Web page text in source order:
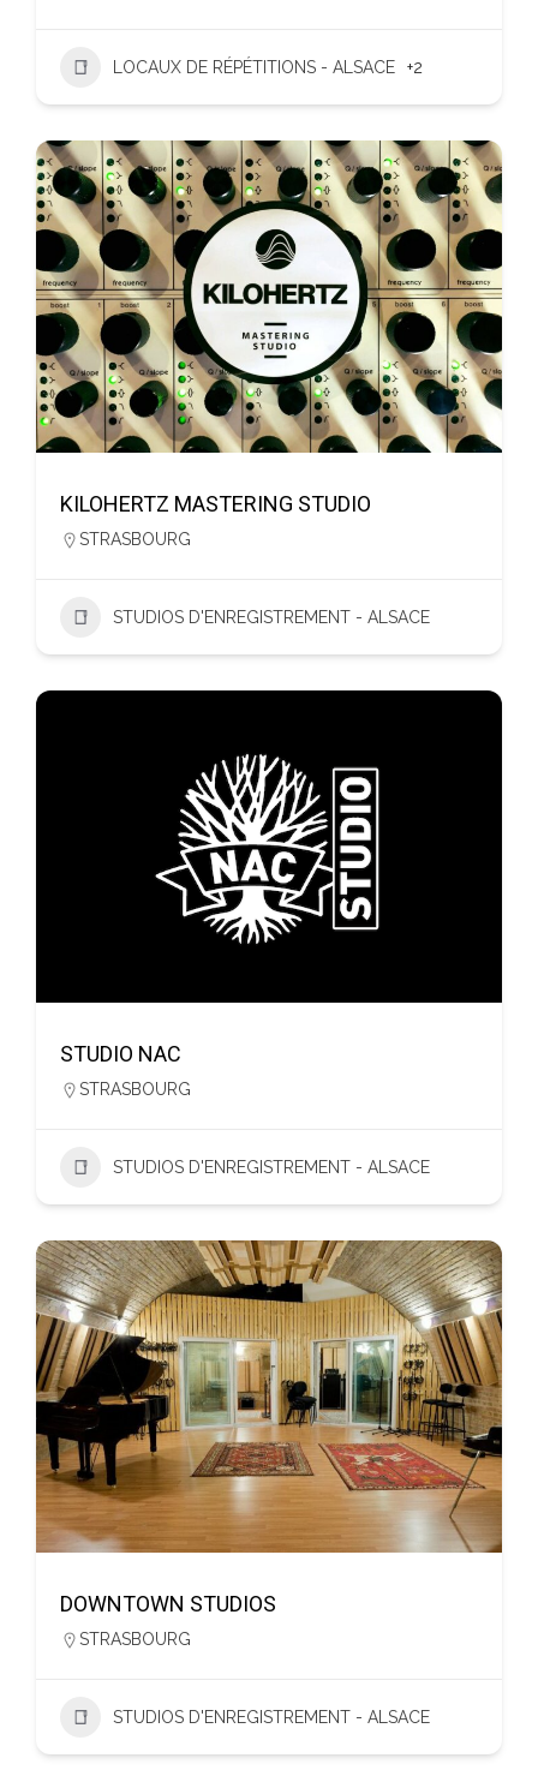
LOCAUX DE RÉPÉTITIONS - ALSACE +2
KILOHERTZ MASTERING STUDIO
STRASBOURG
STUDIOS D'ENREGISTREMENT - ALSACE
STUDIO NAC
STRASBOURG
STUDIOS D'ENREGISTREMENT - ALSACE
DOWNTOWN STUDIOS
STRASBOURG
STUDIOS D'ENREGISTREMENT - ALSACE